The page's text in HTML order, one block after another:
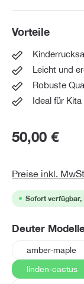
Vorteile
Leicht und
Robuste
Ideal für
50,00 €
Preise inkl.
Sofort verfügbar,
Deuter
amber-maple
linden-cactus